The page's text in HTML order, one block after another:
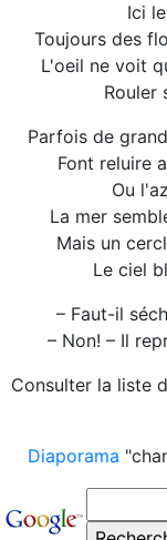
Ici
Toujours des
L'oeil ne voit
Rouler
Parfois de
Font reluire
Ou
La mer
Mais un
Le ciel
– Faut-il
– Non! – Il
Consulter la liste
Diaporama